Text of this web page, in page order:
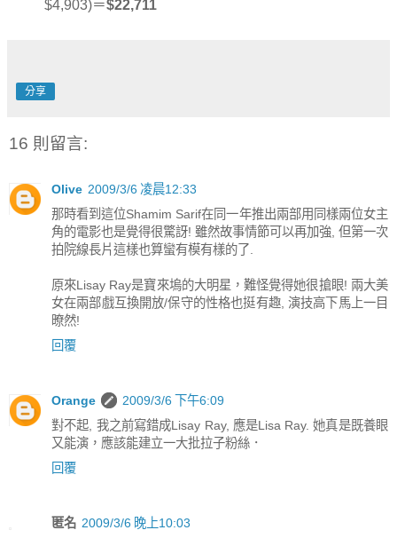
$4,903)＝$22,711
分享
16 則留言:
Olive 2009/3/6 凌晨12:33
那時看到這位Shamim Sarif在同一年推出兩部用同樣兩位女主
角的電影也是覺得很驚訝! 雖然故事情節可以再加強, 但第一次
拍院線長片這樣也算蠻有模有樣的了.
原來Lisay Ray是寶來塢的大明星，難怪覺得她很搶眼! 兩大美
女在兩部戲互換開放/保守的性格也挺有趣, 演技高下馬上一目
暸然!
回覆
Orange
2009/3/6 下午6:09
對不起, 我之前寫錯成Lisay Ray, 應是Lisa Ray. 她真是既養眼
又能演，應該能建立一大批拉子粉絲．
回覆
匿名 2009/3/6 晚上10:03